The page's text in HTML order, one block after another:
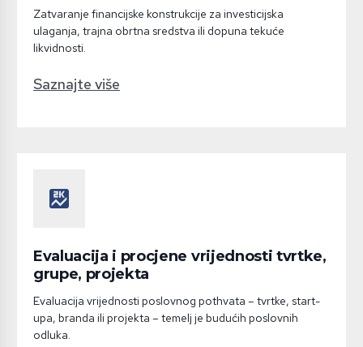
Zatvaranje financijske konstrukcije za investicijska
ulaganja, trajna obrtna sredstva ili dopuna tekuće
likvidnosti.
Saznajte više
score
Evaluacija i procjene vrijednosti tvrtke,
grupe, projekta
Evaluacija vrijednosti poslovnog pothvata – tvrtke, start-
upa, branda ili projekta – temelj je budućih poslovnih
odluka.